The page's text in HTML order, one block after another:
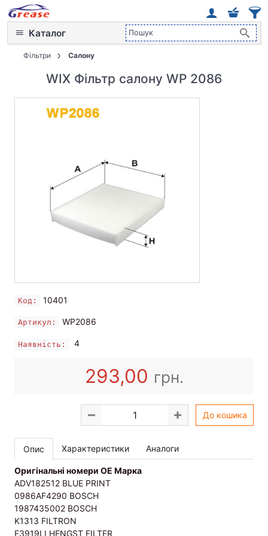
Каталог
Фільтри Салону
WIX Фільтр салону WP 2086
Код: 10401
Артикул: WP2086
Наявність: 4
293,00 грн.
До кошика
Опис Характеристики Аналоги
Оригінальні номери OE Марка
ADV182512 BLUE PRINT
0986AF4290 BOSCH
1987435002 BOSCH
K1313 FILTRON
E3919LI HENGST FILTER